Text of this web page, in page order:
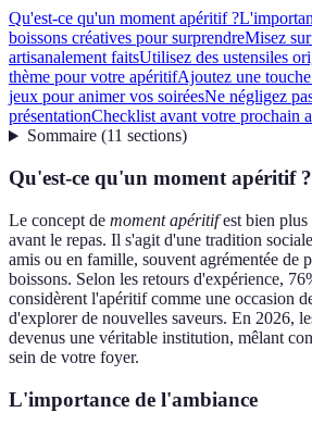
Qu'est-ce qu'un moment apéritif ?
boissons créatives pour surprendreMisez
artisanalement faitsUtilisez des ustensiles
thème pour votre apéritifAjoutez une
jeux pour animer vos soiréesNe négligez
présentationChecklist avant votre prochain
Sommaire(11 sections)
Qu'est-ce qu'un moment apéritif ?
Le concept de moment apéritifest bien plus
avant le repas. Il s'agit d'une tradition
amis ou en famille, souvent agrémentée de
boissons. Selon les retours d'expérience,
considèrent l'apéritif comme une occasion
d'explorer de nouvelles saveurs. En 2026,
devenus une véritable institution, mêlant
sein de votre foyer.
L'importance de l'ambiance